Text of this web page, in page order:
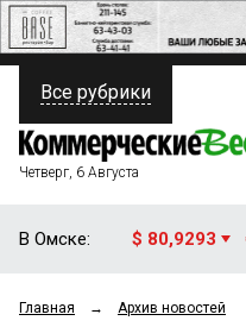
ПОЛИТИКА
ФИНАНСЫ
ОБЩЕСТВО
Все рубрики
Четверг, 6 Августа
В Омске: $ 80,9293
Главная → Архив новостей